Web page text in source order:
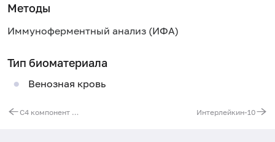
Методы
Иммуноферментный анализ (ИФА)
Тип биоматериала
Венозная кровь
С4 компонент комплемента Интерлейкин-10